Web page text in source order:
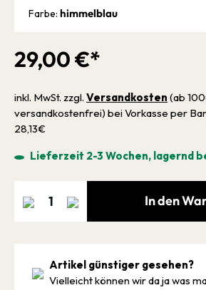
29,00 €*
inkl. MwSt. zzgl. Versandkosten (ab
versandkostenfrei) bei Vorkasse per
28,13€
Lieferzeit 2-3 Wochen, lagernd
Farbe: himmelblau
In den
Artikel günstiger gesehen?
Vielleicht können wir da ja was